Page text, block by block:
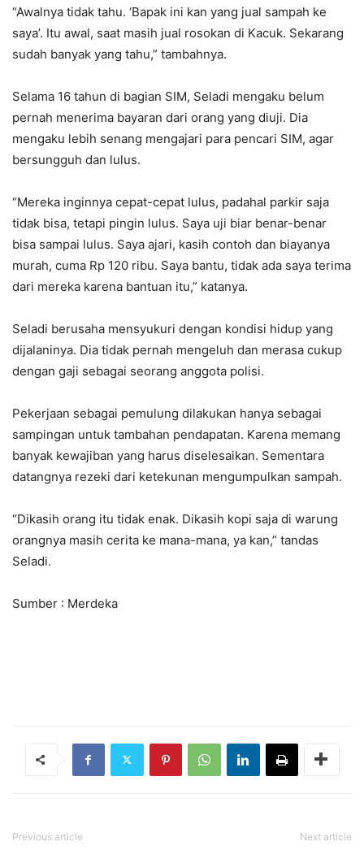
“Awalnya tidak tahu. ‘Bapak ini kan yang jual sampah ke
saya’. Itu awal, saat masih jual rosokan di Kacuk. Sekarang
sudah banyak yang tahu,” tambahnya.
Selama 16 tahun di bagian SIM, Seladi mengaku belum
pernah menerima bayaran dari orang yang diuji. Dia
mengaku lebih senang mengajari para pencari SIM, agar
bersungguh dan lulus.
“Mereka inginnya cepat-cepat lulus, padahal parkir saja
tidak bisa, tetapi pingin lulus. Saya uji biar benar-benar
bisa sampai lulus. Saya ajari, kasih contoh dan biayanya
murah, cuma Rp 120 ribu. Saya bantu, tidak ada saya terima
dari mereka karena bantuan itu,” katanya.
Seladi berusaha mensyukuri dengan kondisi hidup yang
dijalaninya. Dia tidak pernah mengeluh dan merasa cukup
dengan gaji sebagai seorang anggota polisi.
Pekerjaan sebagai pemulung dilakukan hanya sebagai
sampingan untuk tambahan pendapatan. Karena memang
banyak kewajiban yang harus diselesaikan. Sementara
datangnya rezeki dari ketekunan mengumpulkan sampah.
“Dikasih orang itu tidak enak. Dikasih kopi saja di warung
orangnya masih cerita ke mana-mana, ya kan,” tandas
Seladi.
Sumber : Merdeka
Previous article Next article